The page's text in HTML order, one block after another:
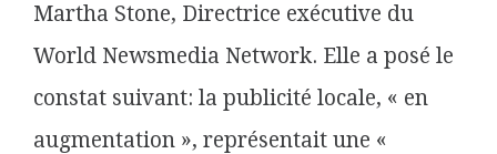
Martha Stone, Directrice exécutive du
World Newsmedia Network. Elle a posé le
constat suivant: la publicité locale, « en
augmentation », représentait une «